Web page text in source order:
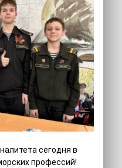
сегодня в
профессий!